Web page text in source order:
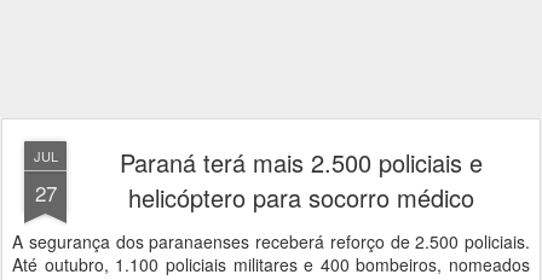
JUL
27
Paraná terá mais 2.500 policiais e
helicóptero para socorro médico
A segurança dos paranaenses receberá reforço de 2.500 policiais.
Até outubro, 1.100 policiais militares e 400 bombeiros, nomeados